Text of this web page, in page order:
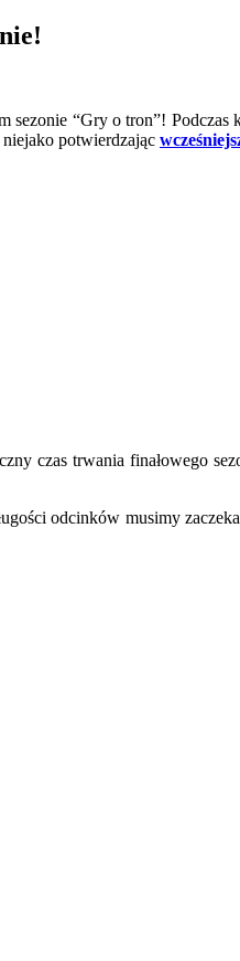
“Gry o tron”!
potwierdzając
czas trwania finałowego
odcinków musimy